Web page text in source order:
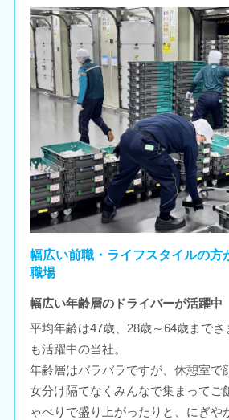
幅広い前職・ライフスタイルの方
職場
幅広い年齢層のドライバーが活躍中
平均年齢は47歳、28歳～64歳まで
も活躍中の当社。
年齢層はバラバラですが、休憩室で
女分け隔てなくみんなで集まってご
ゃべりで盛り上がったりと、にぎや